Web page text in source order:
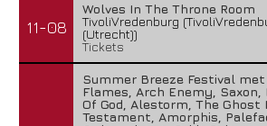
11-08
Wolves In The Throne Room
TivoliVredenburg
(Utrecht))
Tickets
Summer Breeze Festival met
Flames, Arch Enemy, Saxon,
Of God, Alestorm, The Ghost
Testament, Amorphis,